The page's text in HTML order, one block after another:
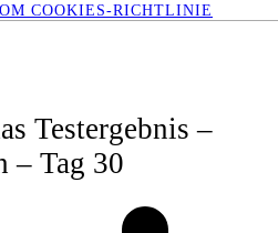
COOKIES-RICHTLINIE
Testergebnis –
– Tag 30